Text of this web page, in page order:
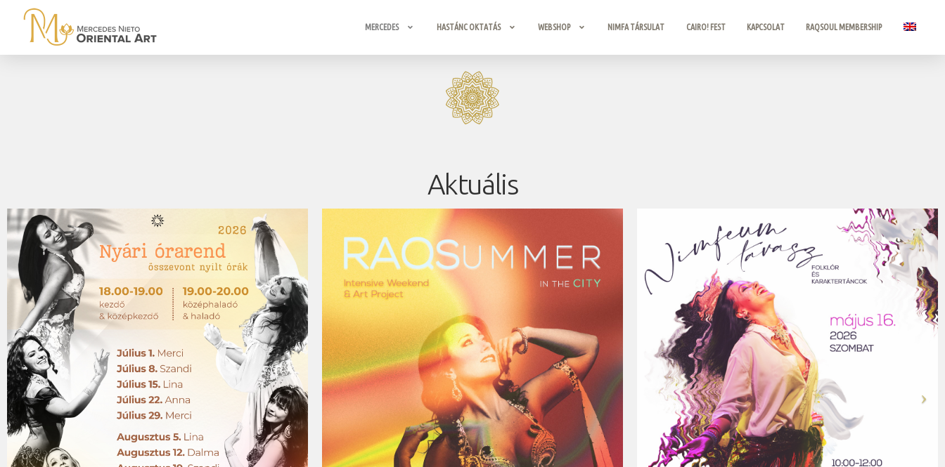
MERCEDES HASTÁNC OKTATÁS WEBSHOP NIMFA TÁRSULAT CAIRO! FEST KAPCSOLAT RAQSOUL MEMBERSHIP
Aktuális